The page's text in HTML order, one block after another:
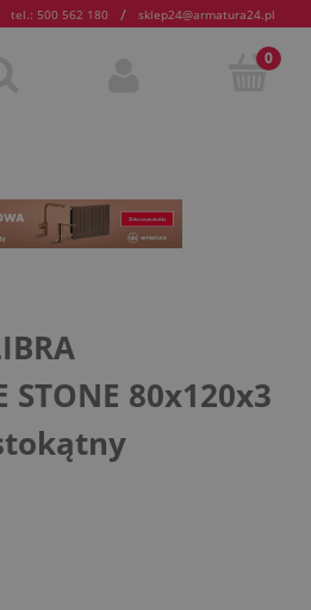
tel.: 500 562 180 / sklep24@armatura24.pl
STONE 80x120x3